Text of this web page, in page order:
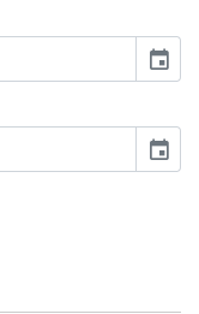
event
event